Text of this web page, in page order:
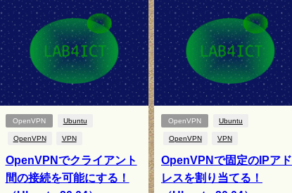
OpenVPN Ubuntu
OpenVPN VPN
OpenVPNでクライアント
間の接続を可能にする！
OpenVPN Ubuntu
OpenVPN VPN
OpenVPNで固定のIPアド
レスを割り当てる！